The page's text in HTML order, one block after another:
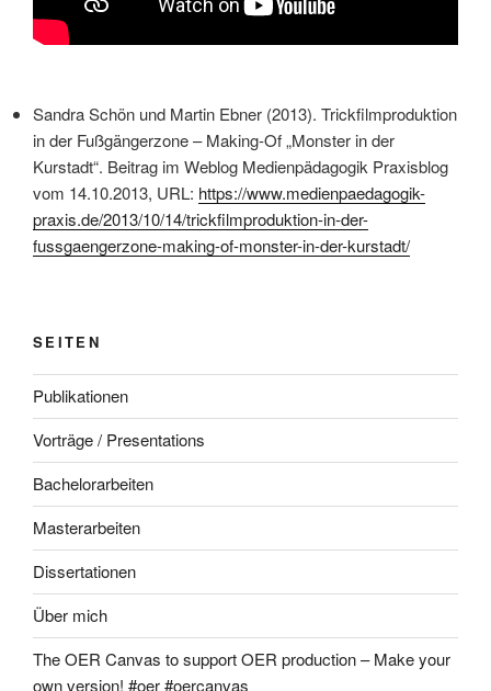
Sandra Schön und Martin Ebner (2013). Trickfilmproduktion
in der Fußgängerzone – Making-Of „Monster in der
Kurstadt“. Beitrag im Weblog Medienpädagogik Praxisblog
vom 14.10.2013, URL: https://www.medienpaedagogik-
praxis.de/2013/10/14/trickfilmproduktion-in-der-
fussgaengerzone-making-of-monster-in-der-kurstadt/
SEITEN
Publikationen
Vorträge / Presentations
Bachelorarbeiten
Masterarbeiten
Dissertationen
Über mich
The OER Canvas to support OER production – Make your
own version! #oer #oercanvas